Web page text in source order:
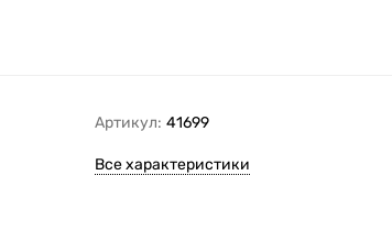
Артикул: 41699
Все характеристики